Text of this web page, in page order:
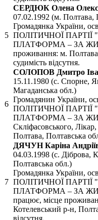
5
СЕРДЮК Олена
07.02.1992 (м. Полтава,
Громадянка України,
ПОЛІТИЧНОЇ
ПЛАТФОРМА – ЗА
проживання: м.
судимість відсутня.
6
СОЛОПОВ Дмитро
15.11.1980 (с. Спорне,
Магаданська обл.)
Громадянин України,
ПОЛІТИЧНОЇ
ПЛАТФОРМА – ЗА
Скліфасовського,
Полтава, Полтавська
7
ДЯЧУН Каріна
04.03.1998 (с. Діброва,
Полтавська обл.)
Громадянка України,
ПОЛІТИЧНОЇ
ПЛАТФОРМА – ЗА
працює, місце
Котелевський р-н,
відсутня.